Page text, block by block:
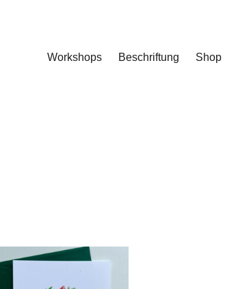
Workshops Beschriftung Shop